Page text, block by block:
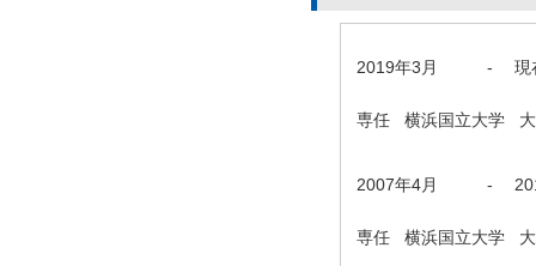
2019年3月 - 現
専任 横浜国立大学
2007年4月 -
専任 横浜国立大学